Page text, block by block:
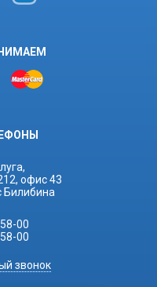
офис 43
Билибина
00
00
звонок